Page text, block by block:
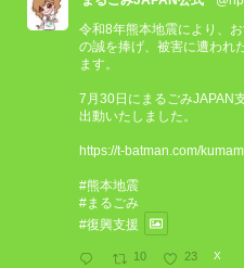
令和8年熊本地震により、
の誠を捧げ、被害に遭われ
ます。
7月30日にまるごみJAPAN
出動いたしました。
https://t-batman.com/
#熊本地震
#まるごみ
#復興支援
10 23 X